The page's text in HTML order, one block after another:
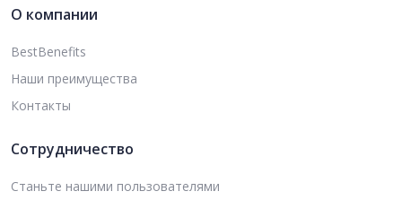
О компании
BestBenefits
Наши преимущества
Контакты
Сотрудничество
Станьте нашими пользователями